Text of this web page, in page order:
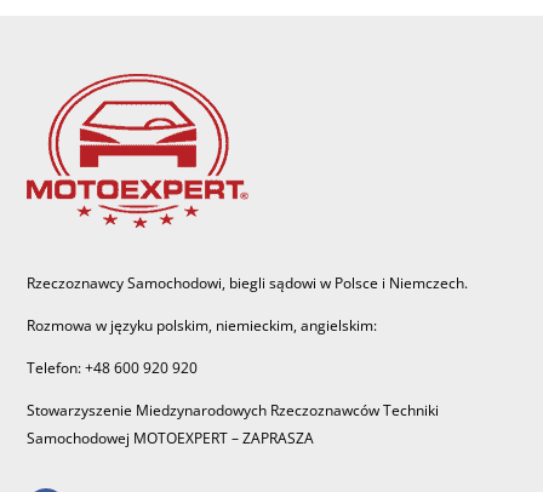
Rzeczoznawcy Samochodowi, biegli sądowi w Polsce i Niemczech.
Rozmowa w języku polskim, niemieckim, angielskim:
Telefon: +48 600 920 920
Stowarzyszenie Miedzynarodowych Rzeczoznawców Techniki
Samochodowej MOTOEXPERT – ZAPRASZA